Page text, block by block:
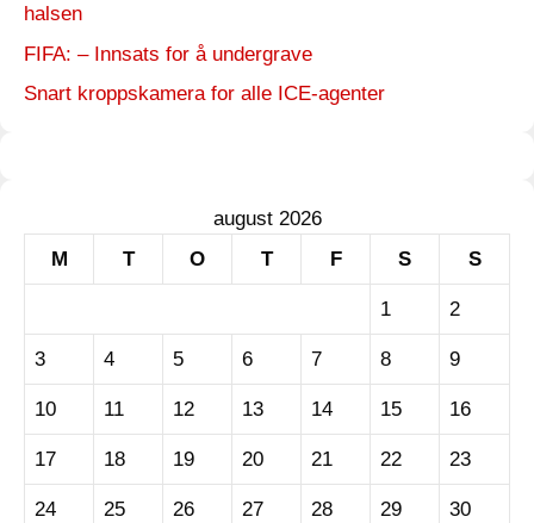
halsen
FIFA: – Innsats for å undergrave
Snart kroppskamera for alle ICE-agenter
august 2026
M
T O T F S S
1 2
3 4 5 6 7 8 9
10 11 12 13 14 15 16
17 18 19 20 21 22 23
24 25 26 27 28 29 30